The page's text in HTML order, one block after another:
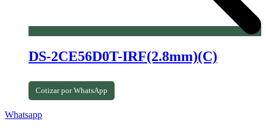
DS-2CE56D0T-IRF(2.8mm)(C)
Cotizar por WhatsApp
Whatsapp